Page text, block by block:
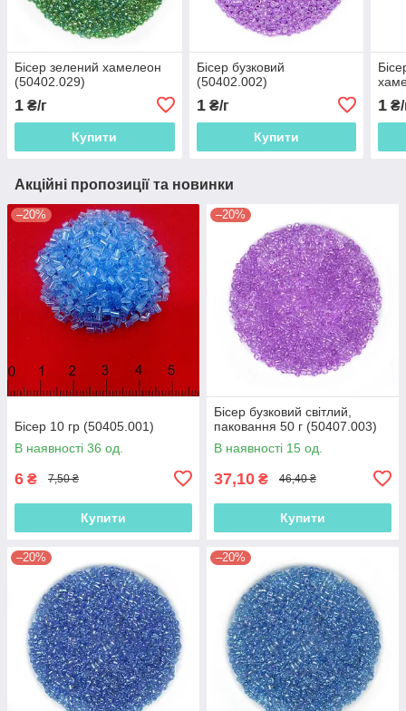
Бісер зелений хамелеон
(50402.029)
1 ₴/г
Купити
Бісер бузковий
(50402.002)
1₴/г
Купити
1 ₴/
Акційні пропозиції та новинки
–20%
Бісер 10 гр (50405.001)
В наявності 36 од.
6 ₴ 7,50 ₴
Купити
–20%
Бісер бузковий світлий,
паковання 50 г (50407.003)
В наявності 15 од.
37,10 ₴ 46,40 ₴
Купити
–20% –20%